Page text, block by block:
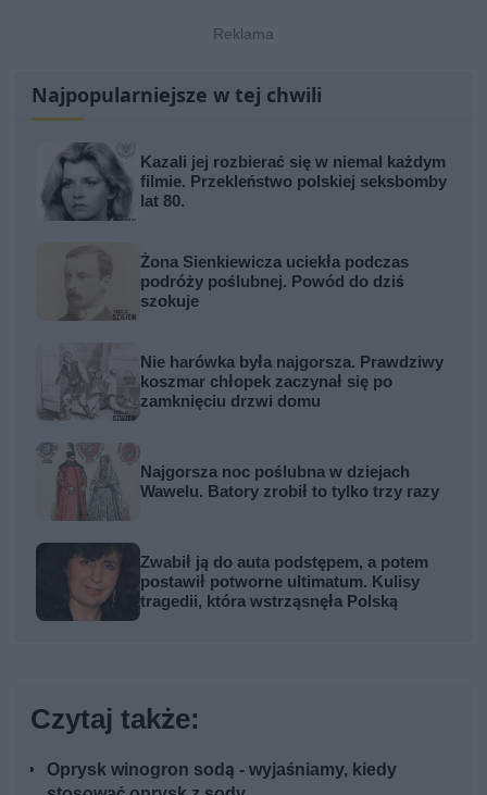
Najpopularniejsze w tej chwili
Kazali jej rozbierać się w niemal każdym
filmie. Przekleństwo polskiej seksbomby
lat 80.
Żona Sienkiewicza uciekła podczas
podróży poślubnej. Powód do dziś
szokuje
Nie harówka była najgorsza. Prawdziwy
koszmar chłopek zaczynał się po
zamknięciu drzwi domu
Najgorsza noc poślubna w dziejach
Wawelu. Batory zrobił to tylko trzy razy
Zwabił ją do auta podstępem, a potem
postawił potworne ultimatum. Kulisy
tragedii, która wstrząsnęła Polską
Czytaj także:
Oprysk winogron sodą - wyjaśniamy, kiedy